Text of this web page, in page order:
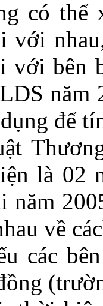
có thể
với
với bên
năm
để
là 02
năm
về
các